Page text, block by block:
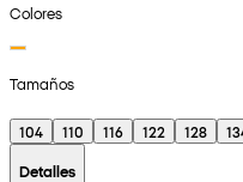
Colores
Tamaños
104 110 116 122 128
Detalles